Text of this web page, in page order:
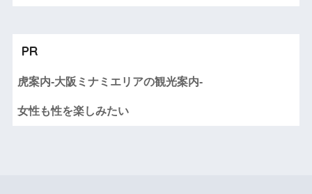
PR
虎案内-大阪ミナミエリアの観光案内-
女性も性を楽しみたい